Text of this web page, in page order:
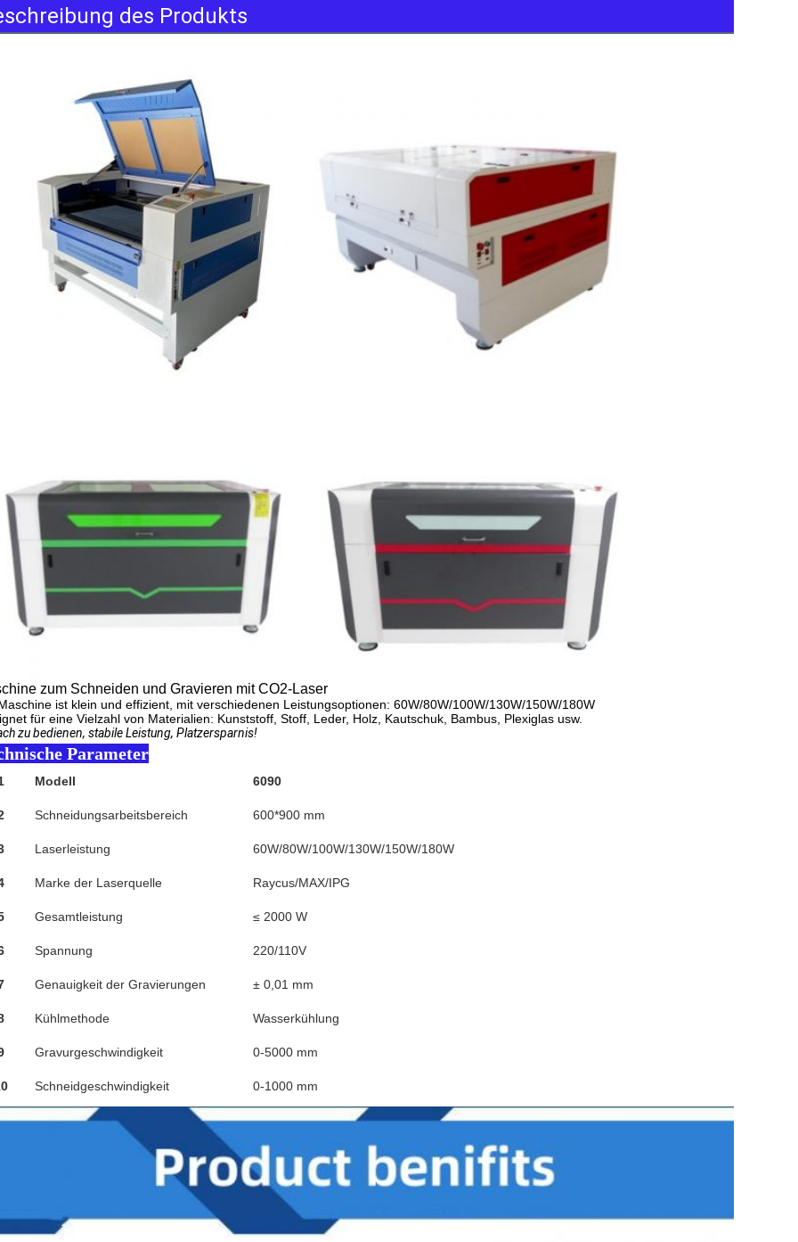
des Produkts
zum Schneiden und Gravieren mit CO2-Laser
ist klein und effizient, mit verschiedenen Leistungsoptionen: 60W/80W/100W/130W/150W/180W
für eine Vielzahl von Materialien: Kunststoff, Stoff, Leder, Holz, Kautschuk, Bambus, Plexiglas usw.
zu bedienen, stabile Leistung, Platzersparnis!
Parameter
Modell 6090
Schneidungsarbeitsbereich 600*900 mm
Laserleistung 60W/80W/100W/130W/150W/180W
Marke der Laserquelle Raycus/MAX/IPG
Gesamtleistung ≤ 2000 W
Spannung 220/110V
Genauigkeit der Gravierungen ± 0,01 mm
Kühlmethode Wasserkühlung
Gravurgeschwindigkeit 0-5000 mm
Schneidgeschwindigkeit 0-1000 mm